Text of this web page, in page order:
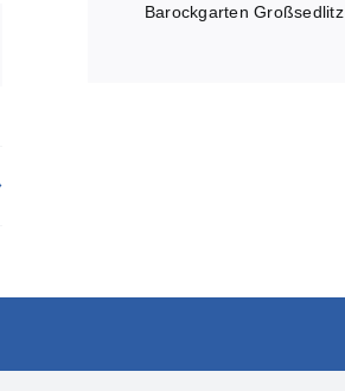
Barockgarten Großsedlitz